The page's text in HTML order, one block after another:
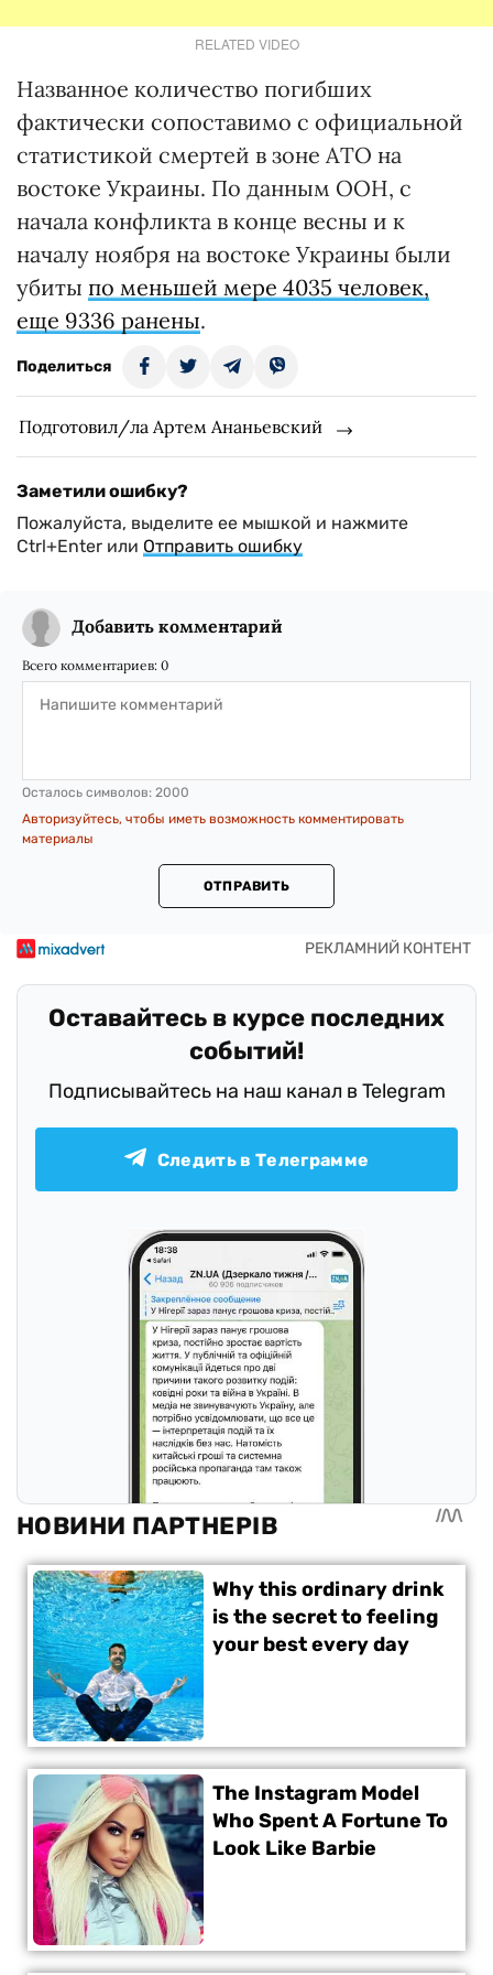
RELATED VIDEO
Названное количество погибших
фактически сопоставимо с официальной
статистикой смертей в зоне АТО на
востоке Украины. По данным ООН, с
начала конфликта в конце весны и к
началу ноября на востоке Украины были
убиты по меньшей мере 4035 человек,
еще 9336 ранены.
Поделиться
Подготовил/ла Артем Ананьевский
Заметили ошибку?
Пожалуйста, выделите ее мышкой и нажмите
Ctrl+Enter или Отправить ошибку
Добавить комментарий
Всего комментариев: 0
Осталось символов: 2000
Авторизуйтесь, чтобы иметь возможность комментировать
материалы
ОТПРАВИТЬ
Оставайтесь в курсе последних
событий!
Подписывайтесь на наш канал в Telegram
Следить в Телеграмме